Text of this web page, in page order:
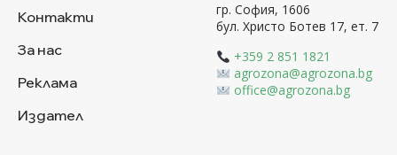
Контакти
За нас
Реклама
Издател
гр. София, 1606
бул. Христо Ботев 17, ет. 7
+359 2 851 1821
agrozona@agrozona.bg
office@agrozona.bg